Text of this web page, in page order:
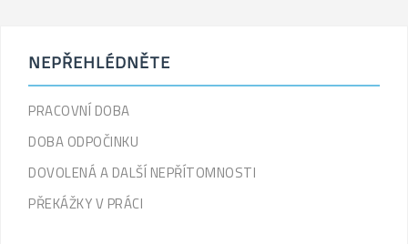
NEPŘEHLÉDNĚTE
PRACOVNÍ DOBA
DOBA ODPOČINKU
DOVOLENÁ A DALŠÍ NEPŘÍTOMNOSTI
PŘEKÁŽKY V PRÁCI